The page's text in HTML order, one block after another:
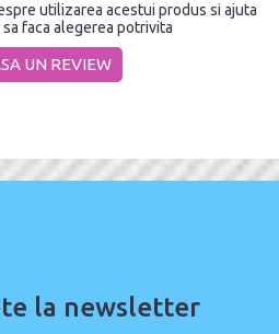
utilizarea acestui produs si ajuta
faca alegerea potrivita
UN REVIEW
la newsletter